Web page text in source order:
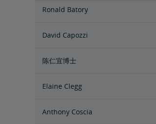
Ronald Batory
David Capozzi
陈仁宜博士
Elaine Clegg
Anthony Coscia